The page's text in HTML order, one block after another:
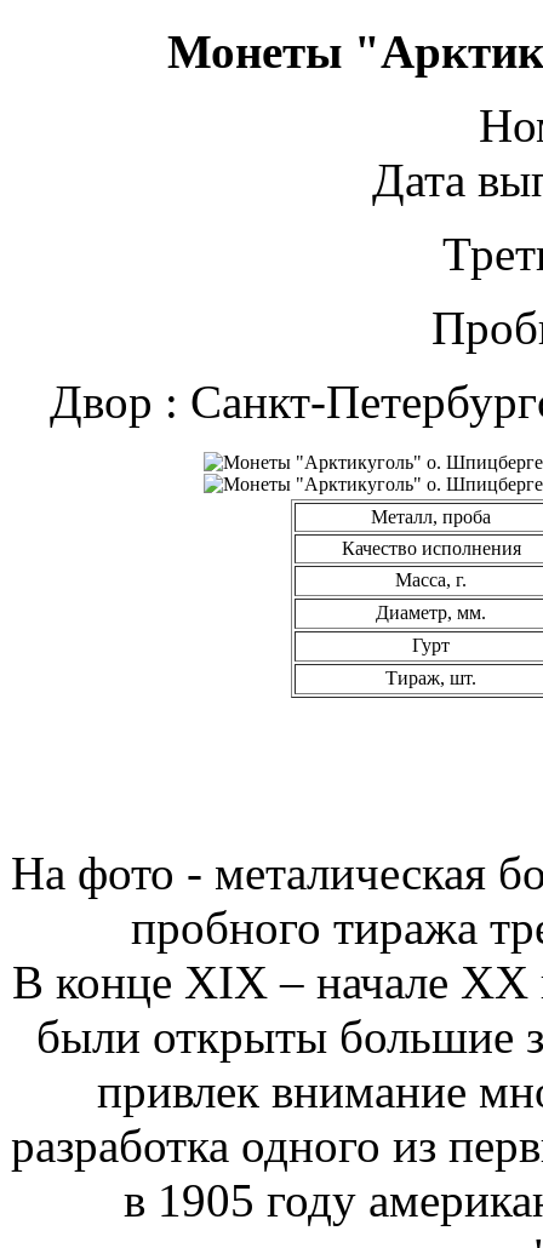
Монеты
Дата
Двор : Санкт-
Металл, проба
Качество исполнения
Масса, г.
Диаметр, мм.
Гурт
Тираж, шт.
На фото - металическая
пробного тиража
В конце XIX – начале XX
были открыты большие
привлек внимание
разработка одного из
в 1905 году